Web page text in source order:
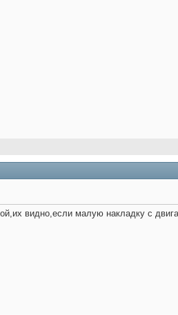
видно,если малую накладку с